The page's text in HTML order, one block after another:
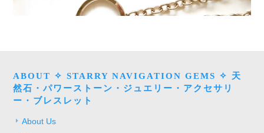
ABOUT ✧ STARRY NAVIGATION GEMS ✧ 天
然石・パワーストーン・ジュエリー・アクセサリ
ー・ブレスレット
About Us